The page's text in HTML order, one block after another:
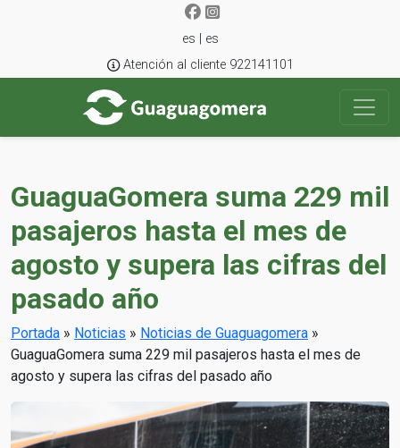
es | es
Atención al cliente 922141101
GuaguaGomera suma 229 mil
pasajeros hasta el mes de
agosto y supera las cifras del
pasado año
Portada » Noticias » Noticias de Guaguagomera »
GuaguaGomera suma 229 mil pasajeros hasta el mes de
agosto y supera las cifras del pasado año